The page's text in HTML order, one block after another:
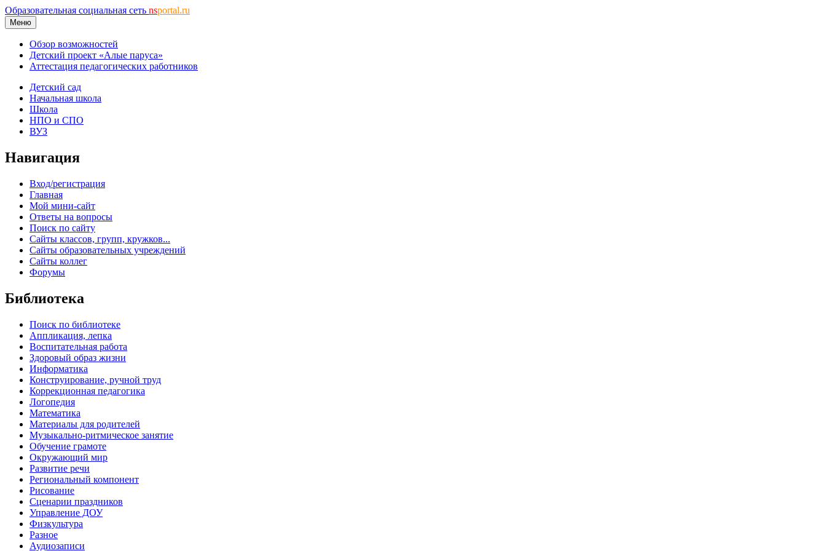
Образовательная социальная сеть nsportal.ru
Меню
Обзор возможностей
Детский проект «Алые паруса»
Аттестация педагогических работников
Детский сад
Начальная школа
Школа
НПО и СПО
ВУЗ
Навигация
Вход/регистрация
Главная
Мой мини-сайт
Ответы на вопросы
Поиск по сайту
Сайты классов, групп, кружков...
Сайты образовательных учреждений
Сайты коллег
Форумы
Библиотека
Поиск по библиотеке
Аппликация, лепка
Воспитательная работа
Здоровый образ жизни
Информатика
Конструирование, ручной труд
Коррекционная педагогика
Логопедия
Математика
Материалы для родителей
Музыкально-ритмическое занятие
Обучение грамоте
Окружающий мир
Развитие речи
Региональный компонент
Рисование
Сценарии праздников
Управление ДОУ
Физкультура
Разное
Аудиозаписи